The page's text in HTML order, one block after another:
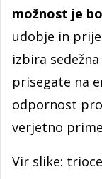
možnost je
udobje in
izbira
prisegate na
odpornost
verjetno
Vir slike: